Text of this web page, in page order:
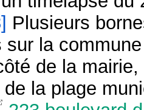
Plusieurs
sur la
de la
la plage